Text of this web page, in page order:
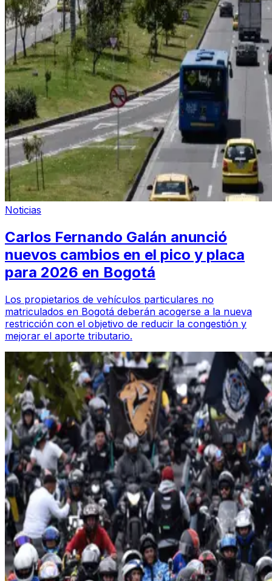
Noticias
Carlos Fernando Galán anunció
nuevos cambios en el pico y placa
para 2026 en Bogotá
Los propietarios de vehículos particulares no
matriculados en Bogotá deberán acogerse a la nueva
restricción con el objetivo de reducir la congestión y
mejorar el aporte tributario.